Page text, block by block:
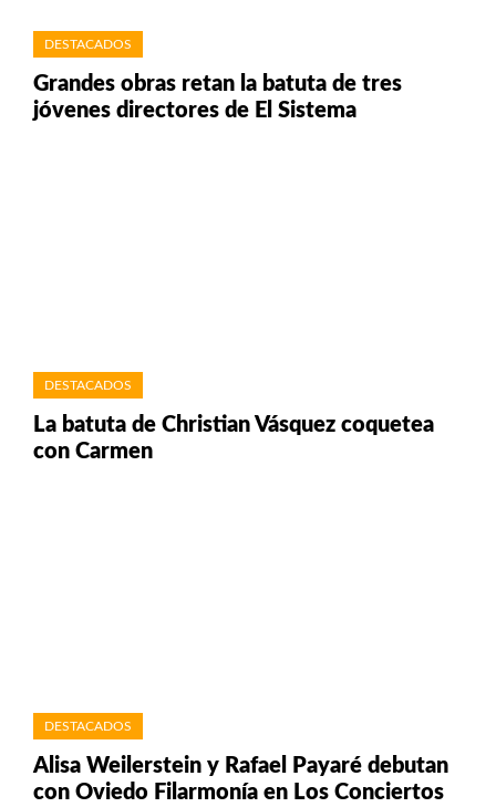
DESTACADOS
Grandes obras retan la batuta de tres
jóvenes directores de El Sistema
DESTACADOS
La batuta de Christian Vásquez coquetea
con Carmen
DESTACADOS
Alisa Weilerstein y Rafael Payaré debutan
con Oviedo Filarmonía en Los Conciertos